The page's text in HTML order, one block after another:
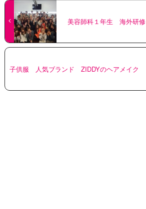
美容師科１年生 海外研修
子供服 人気ブランド ZIDDYのヘアメイク